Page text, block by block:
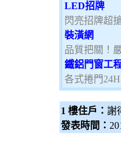
LED招牌
閃亮招牌超
裝潢網
品質把關！
鐵鋁門窗工
各式捲門
1 樓住戶： 謝
發表時間：